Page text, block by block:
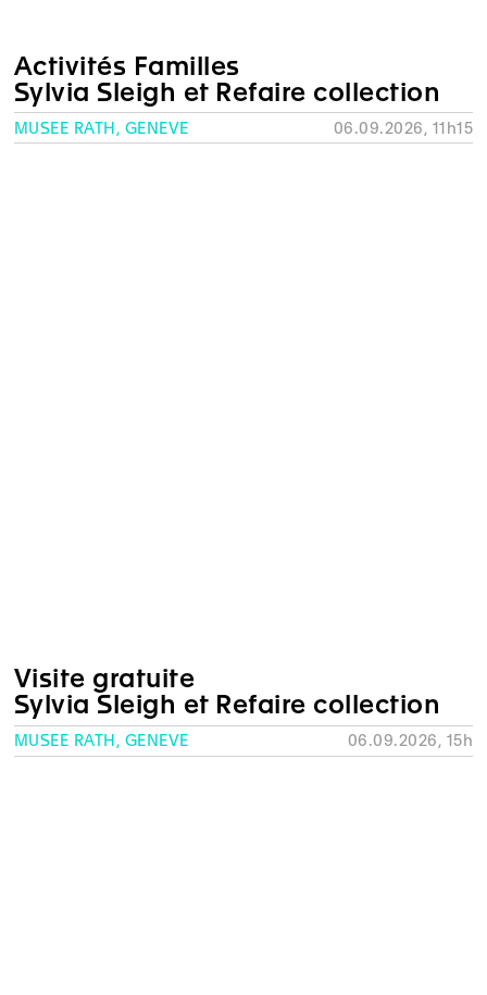
Activités Familles
Sylvia Sleigh et Refaire collection
MUSÉE RATH, GENÈVE 06.09.2026, 11h15
Visite gratuite
Sylvia Sleigh et Refaire collection
MUSÉE RATH, GENÈVE 06.09.2026, 15h